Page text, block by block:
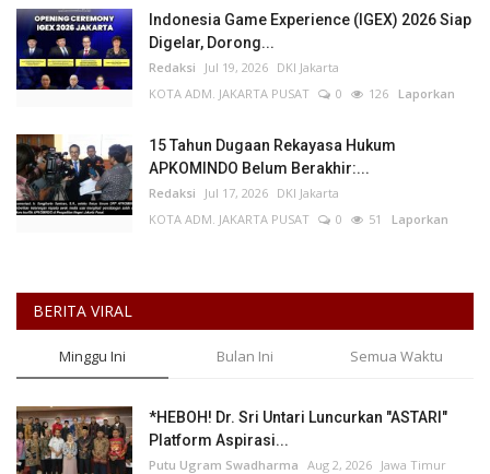
Indonesia Game Experience (IGEX) 2026 Siap
Digelar, Dorong...
Redaksi Jul 19, 2026 DKI Jakarta
KOTA ADM. JAKARTA PUSAT
0 126 Laporkan
15 Tahun Dugaan Rekayasa Hukum
APKOMINDO Belum Berakhir:...
Redaksi Jul 17, 2026 DKI Jakarta
KOTA ADM. JAKARTA PUSAT
0 51 Laporkan
BERITA VIRAL
Minggu Ini Bulan Ini Semua Waktu
*HEBOH! Dr. Sri Untari Luncurkan "ASTARI"
Platform Aspirasi...
Putu Ugram Swadharma Aug 2, 2026 Jawa Timur